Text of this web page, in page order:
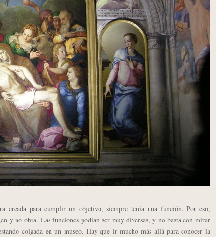
para cumplir un objetivo, siempre tenía una función. Por eso,
y no obra. Las funciones podían ser muy diversas, y no basta con mirar
colgada en un museo. Hay que ir mucho más allá para conocer la